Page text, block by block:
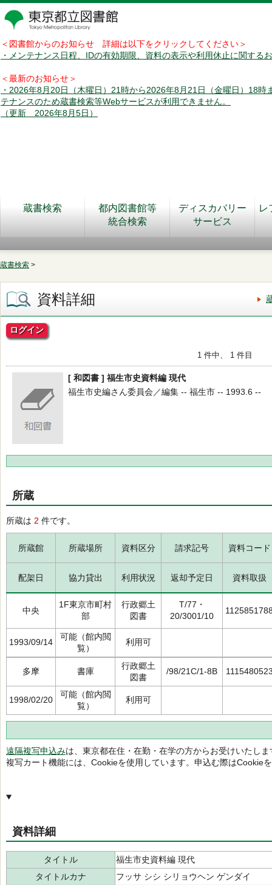
＜図書館からのお知らせ 詳細は以下をクリックしてください＞
・メンテナンス日程、IDの有効期限、資料の表示や利用休止に関する
＜最新のお知らせ＞
・2026年8月20日（木曜日）21時から2026年8月21日（金曜日）18時
テナンスのため蔵書検索等Webサービスが利用できません。
（更新 2026年8月5日）
蔵書検索
都内図書館等
統合検索
ディスカバリー
サービス
レ
蔵書検索 >
資料詳細
ログイン
1 件中、 1 件目
[ 和図書 ] 福生市史資料編 現代
福生市史編さん委員会／編集 -- 福生市 -- 1993.6 --
所蔵
所蔵は 2 件です。
所蔵館 所蔵場所 資料区分 請求記号 資料コード
配架日 協力貸出 利用状況 返却予定日 資料取扱
中央
1F東京市町村
部
行政郷土
図書
T/77・
20/3001/10
1993/09/14
可能（館内閲
覧）
利用可
多摩 書庫
行政郷土
図書
/98/21C/1-8B
1998/02/20
可能（館内閲
覧）
利用可
遠隔複写申込みは、東京都在住・在勤・在学の方からお受けいたしま
複写カート機能には、Cookieを使用しています。申込む際はCookie
資料詳細
タイトル
福生市史資料編 現代
タイトルカナ
フッサ シシ シリョウヘン ゲンダイ